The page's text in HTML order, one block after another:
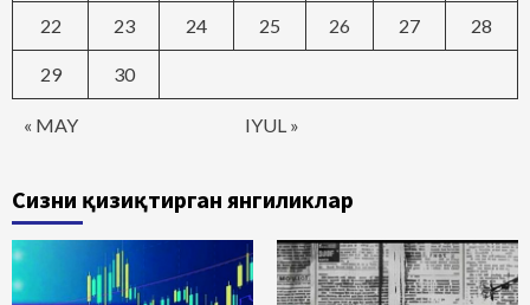
« MAY IYUL »
22 23 24 25 26 27 28
29 30
Сизни қизиқтирган янгиликлар